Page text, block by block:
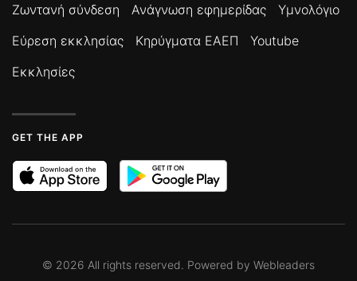
Ζωντανή σύνδεση Ανάγνωση εφημερίδας
Υμνολόγιο
Εύρεση εκκλησίας
Κηρύγματα ΕΑΕΠ
Youtube
Εκκλησίες
GET THE APP
© 2026 All rights reserved. Powered by Webleaders